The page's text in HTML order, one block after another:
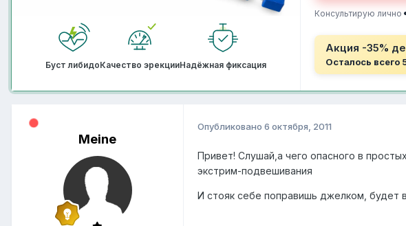
Буст либидоКачество эрекцииНадёжная фиксация
Консультирую лично
Акция -35%
Осталось всего
Meine
Опубликовано 6 октября, 2011
Привет! Слушай,а чего опасного в
экстрим-подвешивания
И стояк себе поправишь джелком, будет